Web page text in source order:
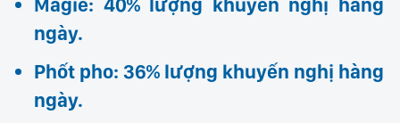
Magie: 40% lượng khuyến nghị hàng
ngày.
Phốt pho: 36% lượng khuyến nghị hàng
ngày.